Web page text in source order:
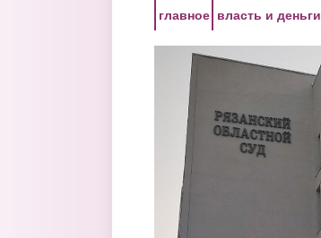
главное власть и деньги